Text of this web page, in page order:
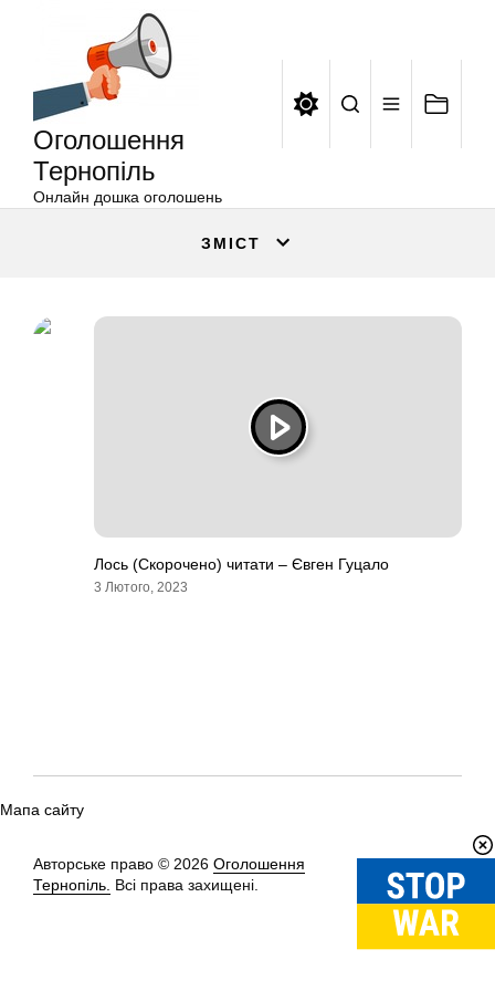
Оголошення
Тернопіль
Онлайн дошка оголошень
ЗМІСТ
Лось (Скорочено) читати – Євген Гуцало
3 Лютого, 2023
Мапа сайту
Авторське право © 2026 Оголошення
Тернопіль. Всі права захищені.
Вгору↑